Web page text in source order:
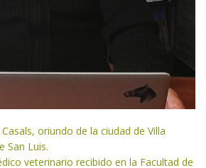
oriundo de la ciudad de Villa
San Luis.
veterinario recibido en la Facultad de